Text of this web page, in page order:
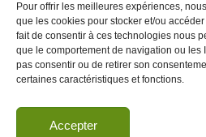
Pour offrir les meilleures expériences,
que les cookies pour stocker et/ou
fait de consentir à ces technologies nous
que le comportement de navigation ou les
pas consentir ou de retirer son
certaines caractéristiques et fonctions.
Accepter